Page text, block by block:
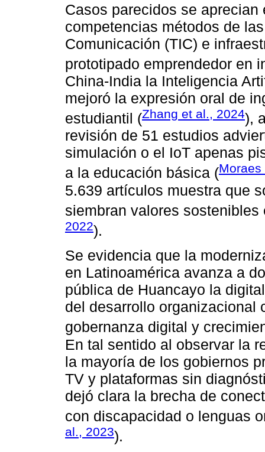
Casos parecidos se
competencias métodos de
Comunicación (TIC) e
prototipado emprendedor en
China-India la Inteligencia
mejoró la expresión oral de
estudiantil (Zhang et al., 2024),
revisión de 51 estudios
simulación o el IoT apenas
a la educación básica (
5.639 artículos muestra que
siembran valores
2022).
Se evidencia que la
en Latinoamérica avanza a
pública de Huancayo la
del desarrollo organizacional
gobernanza digital y
En tal sentido al observar la
la mayoría de los gobiernos
TV y plataformas sin
dejó clara la brecha de
con discapacidad o lenguas
al., 2023).